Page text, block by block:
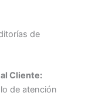
de
Cliente:
de atención